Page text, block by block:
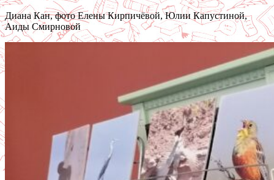
Диана Кан, фото Елены Кирпичёвой, Юлии Капустиной,
Аиды Смирновой